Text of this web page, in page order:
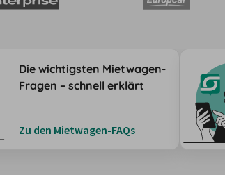
Die wichtigsten Mietwagen-
Fragen – schnell erklärt
Zu den Mietwagen-FAQs